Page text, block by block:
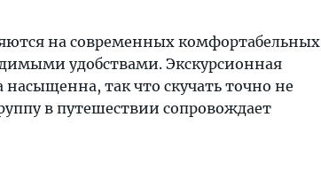
на современных комфортабельных
удобствами. Экскурсионная
так что скучать точно не
в путешествии сопровождает